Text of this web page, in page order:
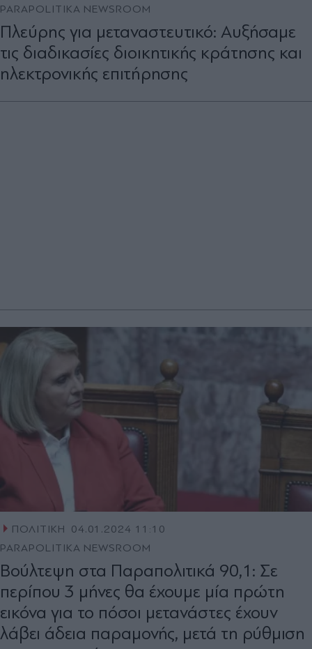
PARAPOLITIKA NEWSROOM
Πλεύρης για μεταναστευτικό: Αυξήσαμε
τις διαδικασίες διοικητικής κράτησης και
ηλεκτρονικής επιτήρησης
ΠΟΛΙΤΙΚΗ
04.01.2024 11:10
PARAPOLITIKA NEWSROOM
Βούλτεψη στα Παραπολιτικά 90,1: Σε
περίπου 3 μήνες θα έχουμε μία πρώτη
εικόνα για το πόσοι μετανάστες έχουν
λάβει άδεια παραμονής, μετά τη ρύθμιση